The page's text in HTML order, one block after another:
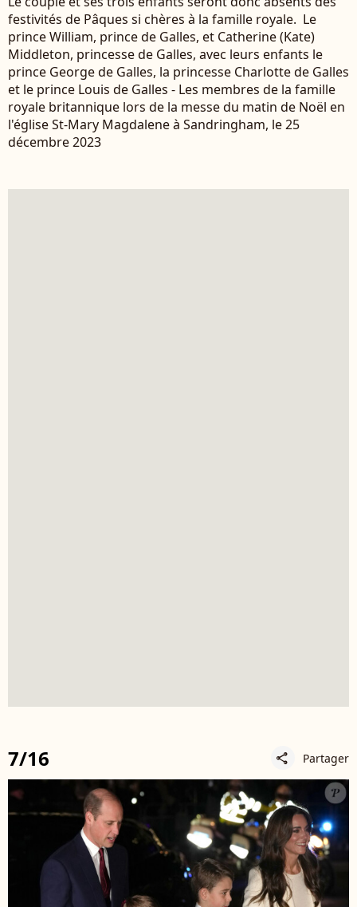
festivités de Pâques si chères à la famille royale. Le
prince William, prince de Galles, et Catherine (Kate)
Middleton, princesse de Galles, avec leurs enfants le
prince George de Galles, la princesse Charlotte de Galles
et le prince Louis de Galles - Les membres de la famille
royale britannique lors de la messe du matin de Noël en
l'église St-Mary Magdalene à Sandringham, le 25
décembre 2023
7/16 share Partager